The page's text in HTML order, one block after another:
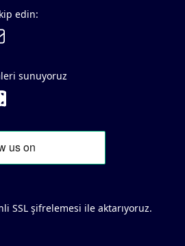
edin:
sunuyoruz
SSL şifrelemesi ile aktarıyoruz.